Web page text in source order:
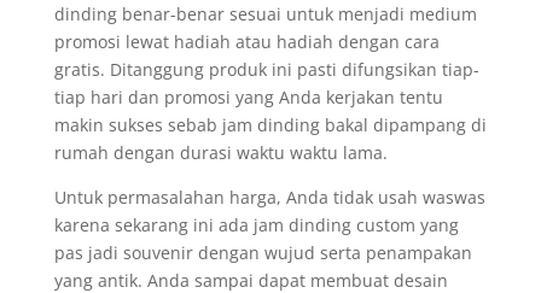
dinding benar-benar sesuai untuk menjadi medium
promosi lewat hadiah atau hadiah dengan cara
gratis. Ditanggung produk ini pasti difungsikan tiap-
tiap hari dan promosi yang Anda kerjakan tentu
makin sukses sebab jam dinding bakal dipampang di
rumah dengan durasi waktu waktu lama.
Untuk permasalahan harga, Anda tidak usah waswas
karena sekarang ini ada jam dinding custom yang
pas jadi souvenir dengan wujud serta penampakan
yang antik. Anda sampai dapat membuat desain